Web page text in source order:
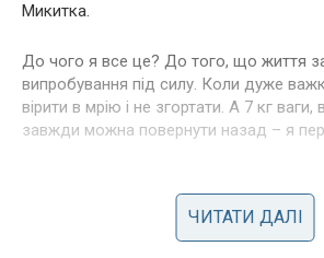
Микитка.
До чого я все це? До того, що життя
випробування під силу. Коли дуже
вірити в мрію і не згортати. А 7 кг ваги, в
завжди можна повернути назад – я
ЧИТАТИ ДАЛІ